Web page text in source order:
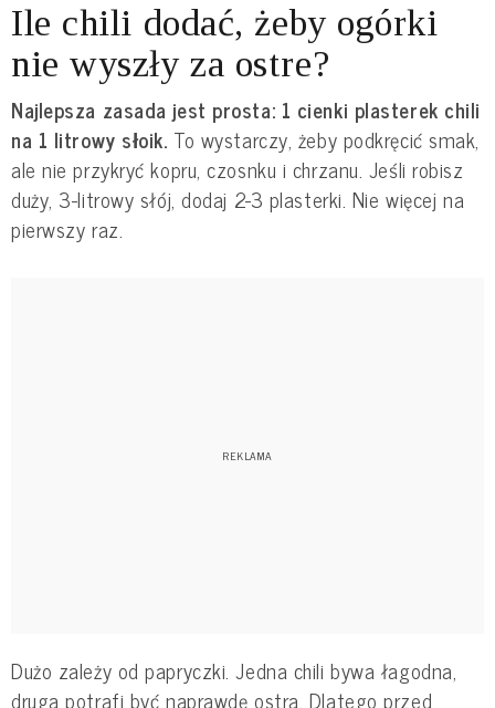
Ile chili dodać, żeby ogórki
nie wyszły za ostre?
Najlepsza zasada jest prosta: 1 cienki plasterek chili
na 1 litrowy słoik. To wystarczy, żeby podkręcić smak,
ale nie przykryć kopru, czosnku i chrzanu. Jeśli robisz
duży, 3-litrowy słój, dodaj 2-3 plasterki. Nie więcej na
pierwszy raz.
Dużo zależy od papryczki. Jedna chili bywa łagodna,
druga potrafi być naprawdę ostra. Dlatego przed